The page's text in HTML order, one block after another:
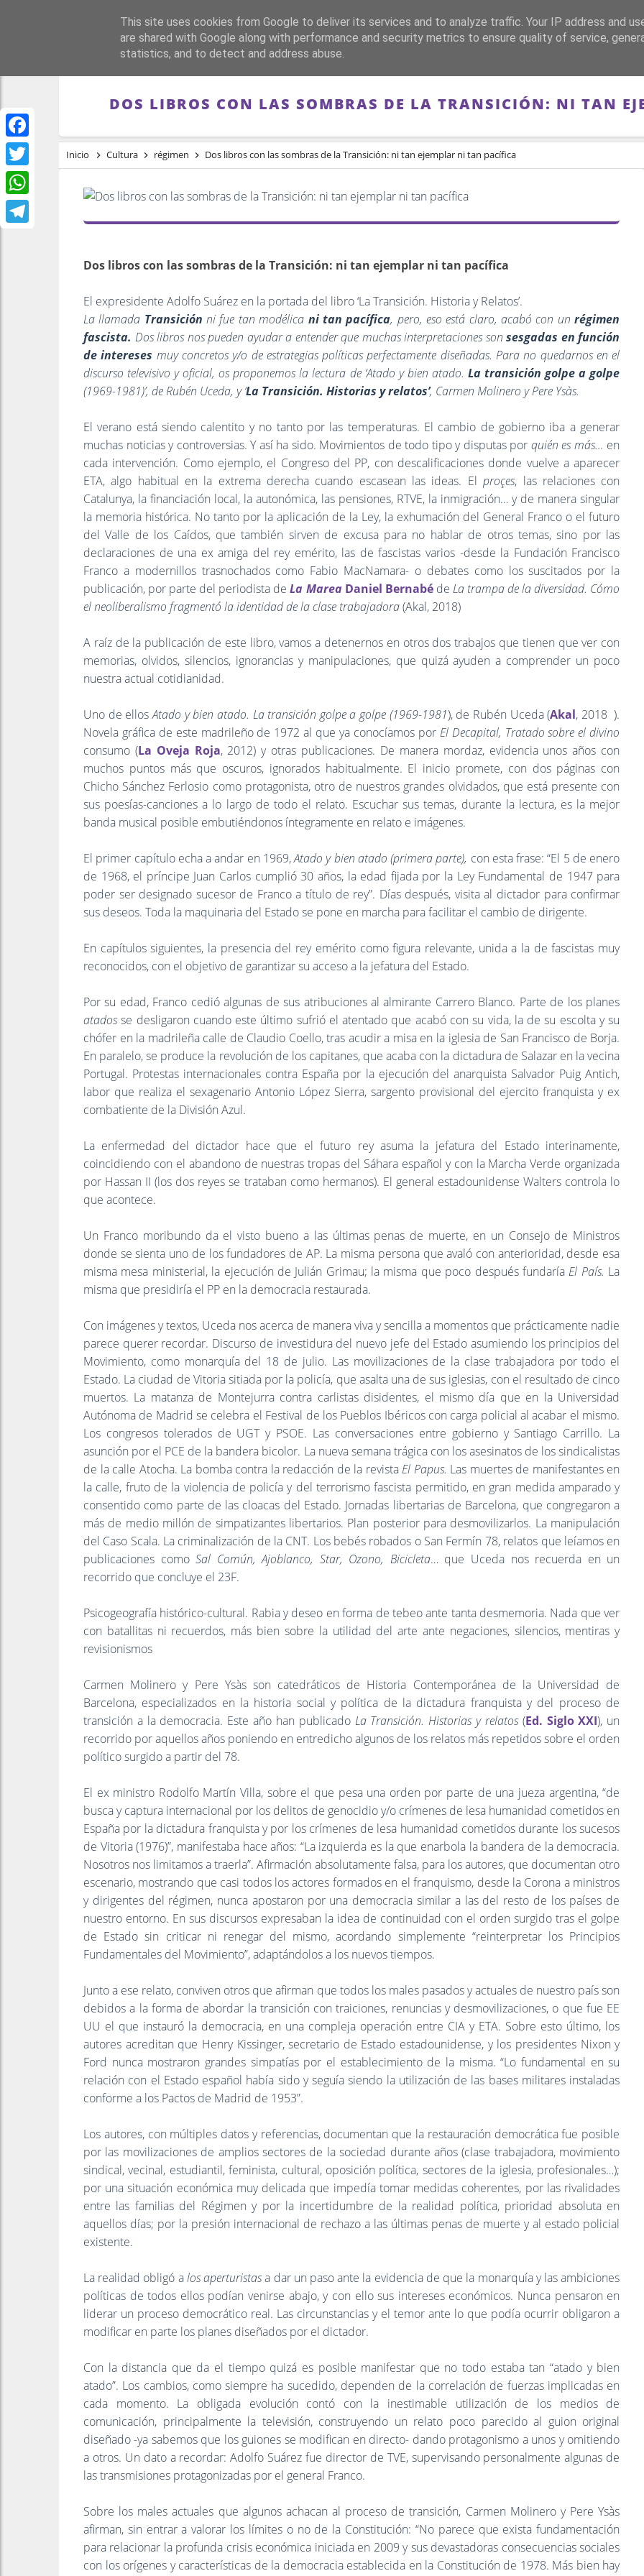
Facebook
Twitter
WhatsApp
PORTADA REPÚBLICA FRANQUISMO GUERRA DE ESPAÑA MEMORIA
DOS LIBROS CON LAS SOMBRAS DE LA TRANSICIÓN: NI TAN
Inicio Cultura régimen Dos libros con las sombras de la Transición: ni tan ejemplar ni tan pacífica
Dos libros con las sombras de la Transición: ni tan ejemplar ni tan pacífica
El expresidente Adolfo Suárez en la portada del libro ‘La Transición. Historia y Relatos’.
La llamada Transición ni fue tan modélica ni tan pacífica, pero, eso está claro, acabó con unrégimen
fascista. Dos libros nos pueden ayudar a entender que muchas interpretaciones sonsesgadas en función
de intereses muy concretos y/o de estrategias políticas perfectamente diseñadas. Para no quedarnos en el
discurso televisivo y oficial, os proponemos la lectura de ‘Atado y bien atado. La transición golpe a golpe
(1969-1981)’, de Rubén Uceda, y ‘La Transición. Historias y relatos’, Carmen Molinero y Pere Ysàs.
El verano está siendo calentito y no tanto por las temperaturas. El cambio de gobierno iba a generar
muchas noticias y controversias. Y así ha sido. Movimientos de todo tipo y disputas por quién es más… en
cada intervención. Como ejemplo, el Congreso del PP, con descalificaciones donde vuelve a aparecer
ETA, algo habitual en la extrema derecha cuando escasean las ideas. Elproçes, las relaciones con
Catalunya, la financiación local, la autonómica, las pensiones, RTVE, la inmigración… y de manera singular
la memoria histórica. No tanto por la aplicación de la Ley, la exhumación del General Franco o el futuro
del Valle de los Caídos, que también sirven de excusa para no hablar de otros temas, sino por las
declaraciones de una ex amiga del rey emérito, las de fascistas varios -desde la Fundación Francisco
Franco a modernillos trasnochados como Fabio MacNamara- o debates como los suscitados por la
publicación, por parte del periodista deLa Marea Daniel Bernabé de La trampa de la diversidad. Cómo
el neoliberalismo fragmentó la identidad de la clase trabajadora(Akal, 2018)
A raíz de la publicación de este libro, vamos a detenernos en otros dos trabajos que tienen que ver con
memorias, olvidos, silencios, ignorancias y manipulaciones, que quizá ayuden a comprender un poco
nuestra actual cotidianidad.
Uno de ellosAtado y bien atado. La transición golpe a golpe (1969-1981), de Rubén Uceda (Akal, 2018 ).
Novela gráfica de este madrileño de 1972 al que ya conocíamos por El Decapital, Tratado sobre el divino
consumo (La Oveja Roja, 2012) y otras publicaciones. De manera mordaz, evidencia unos años con
muchos puntos más que oscuros, ignorados habitualmente. El inicio promete, con dos páginas con
Chicho Sánchez Ferlosio como protagonista, otro de nuestros grandes olvidados, que está presente con
sus poesías-canciones a lo largo de todo el relato. Escuchar sus temas, durante la lectura, es la mejor
banda musical posible embutiéndonos íntegramente en relato e imágenes.
El primer capítulo echa a andar en 1969,Atado y bien atado (primera parte), con esta frase: “El 5 de enero
de 1968, el príncipe Juan Carlos cumplió 30 años, la edad fijada por la Ley Fundamental de 1947 para
poder ser designado sucesor de Franco a título de rey”. Días después, visita al dictador para confirmar
sus deseos. Toda la maquinaria del Estado se pone en marcha para facilitar el cambio de dirigente.
En capítulos siguientes, la presencia del rey emérito como figura relevante, unida a la de fascistas muy
reconocidos, con el objetivo de garantizar su acceso a la jefatura del Estado.
Por su edad, Franco cedió algunas de sus atribuciones al almirante Carrero Blanco. Parte de los planes
atadosse desligaron cuando este último sufrió el atentado que acabó con su vida, la de su escolta y su
chófer en la madrileña calle de Claudio Coello, tras acudir a misa en la iglesia de San Francisco de Borja.
En paralelo, se produce la revolución de los capitanes, que acaba con la dictadura de Salazar en la vecina
Portugal. Protestas internacionales contra España por la ejecución del anarquista Salvador Puig Antich,
labor que realiza el sexagenario Antonio López Sierra, sargento provisional del ejercito franquista y ex
combatiente de la División Azul.
La enfermedad del dictador hace que el futuro rey asuma la jefatura del Estado interinamente,
coincidiendo con el abandono de nuestras tropas del Sáhara español y con la Marcha Verde organizada
por Hassan II (los dos reyes se trataban como hermanos). El general estadounidense Walters controla lo
que acontece.
Un Franco moribundo da el visto bueno a las últimas penas de muerte, en un Consejo de Ministros
donde se sienta uno de los fundadores de AP. La misma persona que avaló con anterioridad, desde esa
misma mesa ministerial, la ejecución de Julián Grimau; la misma que poco después fundaría El País. La
misma que presidiría el PP en la democracia restaurada.
Con imágenes y textos, Uceda nos acerca de manera viva y sencilla a momentos que prácticamente nadie
parece querer recordar. Discurso de investidura del nuevo jefe del Estado asumiendo los principios del
Movimiento, como monarquía del 18 de julio. Las movilizaciones de la clase trabajadora por todo el
Estado. La ciudad de Vitoria sitiada por la policía, que asalta una de sus iglesias, con el resultado de cinco
muertos. La matanza de Montejurra contra carlistas disidentes, el mismo día que en la Universidad
Autónoma de Madrid se celebra el Festival de los Pueblos Ibéricos con carga policial al acabar el mismo.
Los congresos tolerados de UGT y PSOE. Las conversaciones entre gobierno y Santiago Carrillo. La
asunción por el PCE de la bandera bicolor. La nueva semana trágica con los asesinatos de los sindicalistas
de la calle Atocha. La bomba contra la redacción de la revista El Papus. Las muertes de manifestantes en
la calle, fruto de la violencia de policía y del terrorismo fascista permitido, en gran medida amparado y
consentido como parte de las cloacas del Estado. Jornadas libertarias de Barcelona, que congregaron a
más de medio millón de simpatizantes libertarios. Plan posterior para desmovilizarlos. La manipulación
del Caso Scala. La criminalización de la CNT. Los bebés robados o San Fermín 78, relatos que leíamos en
publicaciones comoSal Común, Ajoblanco, Star, Ozono, Bicicleta… que Uceda nos recuerda en un
recorrido que concluye el 23F.
Psicogeografía histórico-cultural. Rabia y deseo en forma de tebeo ante tanta desmemoria. Nada que ver
con batallitas ni recuerdos, más bien sobre la utilidad del arte ante negaciones, silencios, mentiras y
revisionismos
Carmen Molinero y Pere Ysàs son catedráticos de Historia Contemporánea de la Universidad de
Barcelona, especializados en la historia social y política de la dictadura franquista y del proceso de
transición a la democracia. Este año han publicado La Transición. Historias y relatos (Ed. Siglo XXI), un
recorrido por aquellos años poniendo en entredicho algunos de los relatos más repetidos sobre el orden
político surgido a partir del 78.
El ex ministro Rodolfo Martín Villa, sobre el que pesa una orden por parte de una jueza argentina, “de
busca y captura internacional por los delitos de genocidio y/o crímenes de lesa humanidad cometidos en
España por la dictadura franquista y ​por los crímenes de lesa humanidad cometidos durante los sucesos
de Vitoria (1976)”, manifestaba hace años: “La izquierda es la que enarbola la bandera de la democracia.
Nosotros nos limitamos a traerla”. Afirmación absolutamente falsa, para los autores, que documentan otro
escenario, mostrando que casi todos los actores formados en el franquismo, desde la Corona a ministros
y dirigentes del régimen, nunca apostaron por una democracia similar a las del resto de los países de
nuestro entorno. En sus discursos expresaban la idea de continuidad con el orden surgido tras el golpe
de Estado sin criticar ni renegar del mismo, acordando simplemente “reinterpretar los Principios
Fundamentales del Movimiento”, adaptándolos a los nuevos tiempos.
Junto a ese relato, conviven otros que afirman que todos los males pasados y actuales de nuestro país son
debidos a la forma de abordar la transición con traiciones, renuncias y desmovilizaciones, o que fue EE
UU el que instauró la democracia, en una compleja operación entre CIA y ETA. Sobre esto último, los
autores acreditan que Henry Kissinger, secretario de Estado estadounidense, y los presidentes Nixon y
Ford nunca mostraron grandes simpatías por el establecimiento de la misma. “Lo fundamental en su
relación con el Estado español había sido y seguía siendo la utilización de las bases militares instaladas
conforme a los Pactos de Madrid de 1953”.
Los autores, con múltiples datos y referencias, documentan que la restauración democrática fue posible
por las movilizaciones de amplios sectores de la sociedad durante años (clase trabajadora, movimiento
sindical, vecinal, estudiantil, feminista, cultural, oposición política, sectores de la iglesia, profesionales…);
por una situación económica muy delicada que impedía tomar medidas coherentes, por las rivalidades
entre las familias del Régimen y por la incertidumbre de la realidad política, prioridad absoluta en
aquellos días; por la presión internacional de rechazo a las últimas penas de muerte y al estado policial
existente.
La realidad obligó alos aperturistasa dar un paso ante la evidencia de que la monarquía y las ambiciones
políticas de todos ellos podían venirse abajo, y con ello sus intereses económicos. Nunca pensaron en
liderar un proceso democrático real. Las circunstancias y el temor ante lo que podía ocurrir obligaron a
modificar en parte los planes diseñados por el dictador.
Con la distancia que da el tiempo quizá es posible manifestar que no todo estaba tan “atado y bien
atado”. Los cambios, como siempre ha sucedido, dependen de la correlación de fuerzas implicadas en
cada momento. La obligada evolución contó con la inestimable utilización de los medios de
comunicación, principalmente la televisión, construyendo un relato poco parecido al guion original
diseñado -ya sabemos que los guiones se modifican en directo- dando protagonismo a unos y omitiendo
a otros. Un dato a recordar: Adolfo Suárez fue director de TVE, supervisando personalmente algunas de
las transmisiones protagonizadas por el general Franco.
Sobre los males actuales que algunos achacan al proceso de transición, Carmen Molinero y Pere Ysàs
afirman, sin entrar a valorar los límites o no de la Constitución: “No parece que exista fundamentación
para relacionar la profunda crisis económica iniciada en 2009 y sus devastadoras consecuencias sociales
con los orígenes y características de la democracia establecida en la Constitución de 1978. Más bien hay
This site uses cookies from Google to deliver its services and to analyze traffic. Your IP address and
are shared with Google along with performance and security metrics to ensure quality of service,
statistics, and to detect and address abuse.